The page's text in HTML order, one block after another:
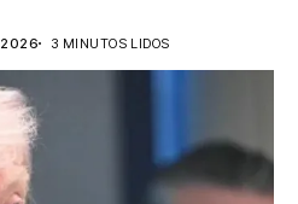
2026 3 MINUTOS LIDOS